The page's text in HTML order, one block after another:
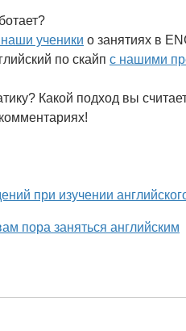
наши ученики о занятиях в
по скайп с нашими
Какой подход вы
при изучении
пора заняться английским